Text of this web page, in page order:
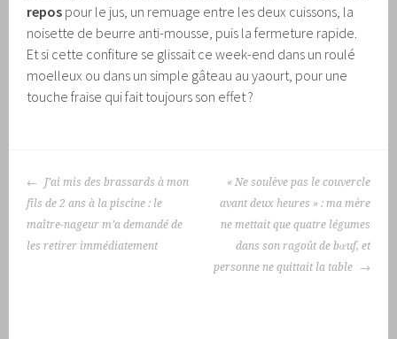
repos pour le jus, un remuage entre les deux cuissons, la
noisette de beurre anti-mousse, puis la fermeture rapide.
Et si cette confiture se glissait ce week-end dans un roulé
moelleux ou dans un simple gâteau au yaourt, pour une
touche fraise qui fait toujours son effet ?
NAVIGATION
DES
ARTICLES
J’ai mis des brassards à mon
fils de 2 ans à la piscine : le
maître-nageur m’a demandé de
les retirer immédiatement
« Ne soulève pas le couvercle
avant deux heures » : ma mère
ne mettait que quatre légumes
dans son ragoût de bœuf, et
personne ne quittait la table